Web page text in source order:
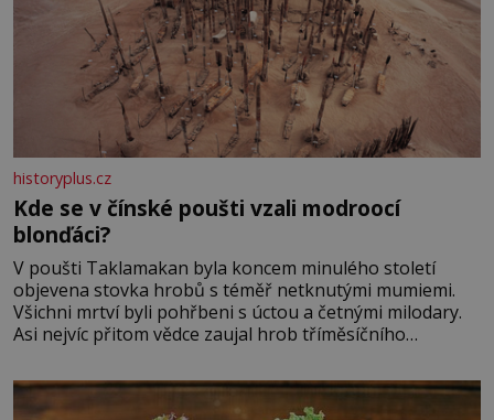
historyplus.cz
Kde se v čínské poušti vzali modroocí
blonďáci?
V poušti Taklamakan byla koncem minulého století
objevena stovka hrobů s téměř netknutými mumiemi.
Všichni mrtví byli pohřbeni s úctou a četnými milodary.
Asi nejvíc přitom vědce zaujal hrob tříměsíčního
blonďaté vlásky. Fakt, že jsou těla dávných lidí nesmírně
dobře zachovalá, přičítají odborníci zdejším klimatickým